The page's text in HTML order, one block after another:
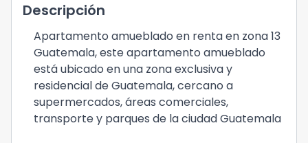
Descripción
Apartamento amueblado en renta en zona 13
Guatemala, este apartamento amueblado
está ubicado en una zona exclusiva y
residencial de Guatemala, cercano a
supermercados, áreas comerciales,
transporte y parques de la ciudad Guatemala